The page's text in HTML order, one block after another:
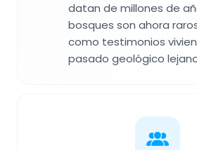
datan de millones de
bosques son ahora
como testimonios
pasado geológico